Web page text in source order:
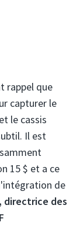
rappel que
capturer le
le cassis
Il est
15 $ et a ce
de
directrice des